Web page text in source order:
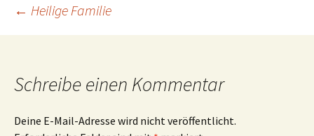
Beitragsnavigation
← Heilige Familie
Schreibe einen Kommentar
Deine E-Mail-Adresse wird nicht veröffentlicht.